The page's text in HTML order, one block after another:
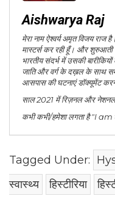
Aishwarya Raj
मेरा नाम ऐश्वर्य अमृत विजय राज
मास्टर्स कर रही हूँ। और शुरुआती
भारतीय संदर्भ में उसकी
जाति और वर्ग के दख़ल के साथ
आसपास की घटनाएं डॉक्यूमेंट
साल 2021 में रिज़नल और नेशनल
कभी कभी/हमेशा लगता है "I
Tagged Under:
स्वास्थ्य
हिस्टीरिया